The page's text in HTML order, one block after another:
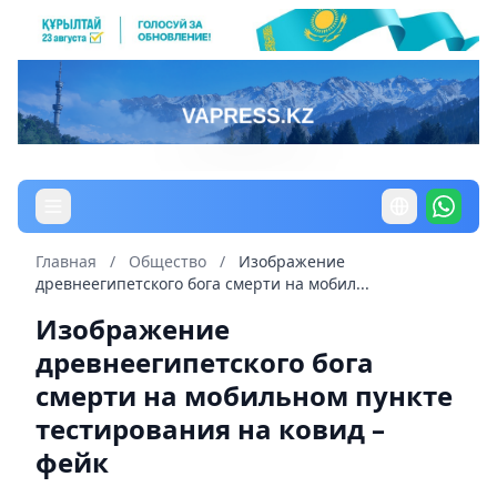
Главная / Общество /
Изображение
древнеегипетского бога смерти на мобил...
Изображение
древнеегипетского бога
смерти на мобильном пункте
тестирования на ковид –
фейк